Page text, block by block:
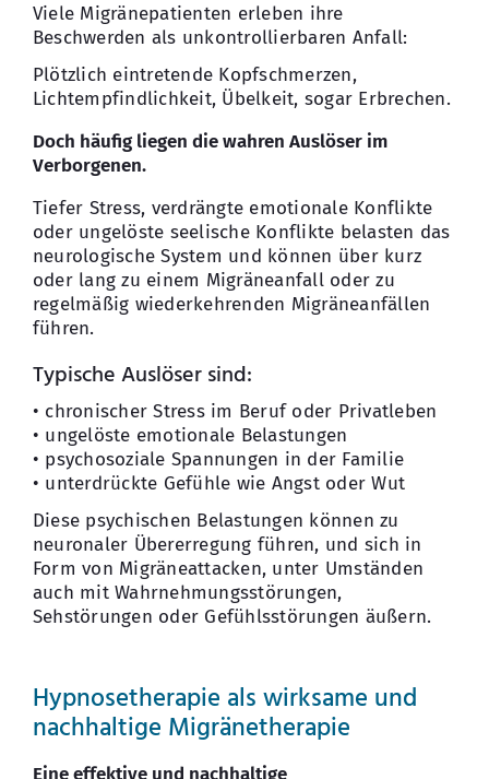
Viele Migränepatienten erleben ihre
Beschwerden als unkontrollierbaren Anfall:
Plötzlich eintretende Kopfschmerzen,
Lichtempfindlichkeit, Übelkeit, sogar Erbrechen.
Doch häufig liegen die wahren Auslöser im
Verborgenen.
Tiefer Stress, verdrängte emotionale Konflikte
oder ungelöste seelische Konflikte belasten das
neurologische System und können über kurz
oder lang zu einem Migräneanfall oder zu
regelmäßig wiederkehrenden Migräneanfällen
führen.
Typische Auslöser sind:
• chronischer Stress im Beruf oder Privatleben
• ungelöste emotionale Belastungen
• psychosoziale Spannungen in der Familie
• unterdrückte Gefühle wie Angst oder Wut
Diese psychischen Belastungen können zu
neuronaler Übererregung führen, und sich in
Form von Migräneattacken, unter Umständen
auch mit Wahrnehmungsstörungen,
Sehstörungen oder Gefühlsstörungen äußern.
Hypnosetherapie als wirksame und
nachhaltige Migränetherapie
Eine effektive und nachhaltige